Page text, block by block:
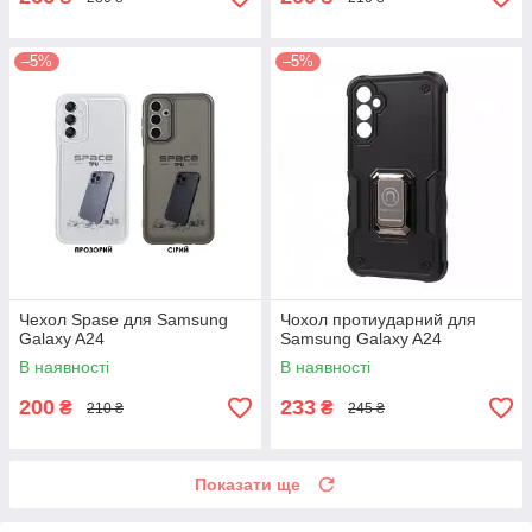
–5%
Чехол Spase для Samsung
Galaxy A24
В наявності
200 ₴ 210 ₴
–5%
Чохол протиударний для
Samsung Galaxy A24
В наявності
233 ₴ 245 ₴
Показати ще